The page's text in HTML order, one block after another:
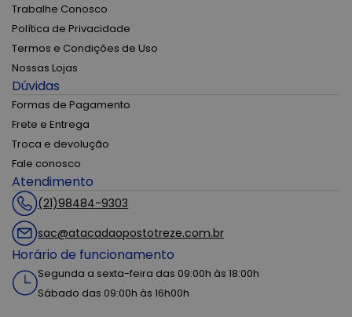
Trabalhe Conosco
Política de Privacidade
Termos e Condições de Uso
Nossas Lojas
Dúvidas
Formas de Pagamento
Frete e Entrega
Troca e devolução
Fale conosco
Atendimento
(21)98484-9303
sac@atacadaopostotreze.com.br
Horário de funcionamento
Segunda a sexta-feira das 09:00h às 18:00h
Sábado das 09:00h às 16h00h